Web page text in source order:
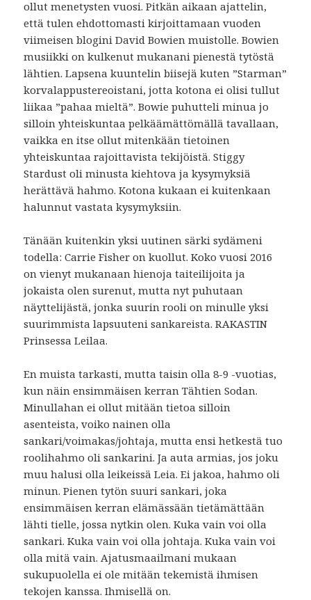
ollut menetysten vuosi. Pitkän aikaan ajattelin,
että tulen ehdottomasti kirjoittamaan vuoden
viimeisen blogini David Bowien muistolle. Bowien
musiikki on kulkenut mukanani pienestä tytöstä
lähtien. Lapsena kuuntelin biisejä kuten ”Starman”
korvalappustereoistani, jotta kotona ei olisi tullut
liikaa ”pahaa mieltä”. Bowie puhutteli minua jo
silloin yhteiskuntaa pelkäämättömällä tavallaan,
vaikka en itse ollut mitenkään tietoinen
yhteiskuntaa rajoittavista tekijöistä. Stiggy
Stardust oli minusta kiehtova ja kysymyksiä
herättävä hahmo. Kotona kukaan ei kuitenkaan
halunnut vastata kysymyksiin.
Tänään kuitenkin yksi uutinen särki sydämeni
todella: Carrie Fisher on kuollut. Koko vuosi 2016
on vienyt mukanaan hienoja taiteilijoita ja
jokaista olen surenut, mutta nyt puhutaan
näyttelijästä, jonka suurin rooli on minulle yksi
suurimmista lapsuuteni sankareista. RAKASTIN
Prinsessa Leilaa.
En muista tarkasti, mutta taisin olla 8-9 -vuotias,
kun näin ensimmäisen kerran Tähtien Sodan.
Minullahan ei ollut mitään tietoa silloin
asenteista, voiko nainen olla
sankari/voimakas/johtaja, mutta ensi hetkestä tuo
roolihahmo oli sankarini. Ja auta armias, jos joku
muu halusi olla leikeissä Leia. Ei jakoa, hahmo oli
minun. Pienen tytön suuri sankari, joka
ensimmäisen kerran elämässään tietämättään
lähti tielle, jossa nytkin olen. Kuka vain voi olla
sankari. Kuka vain voi olla johtaja. Kuka vain voi
olla mitä vain. Ajatusmaailmani mukaan
sukupuolella ei ole mitään tekemistä ihmisen
tekojen kanssa. Ihmisellä on.